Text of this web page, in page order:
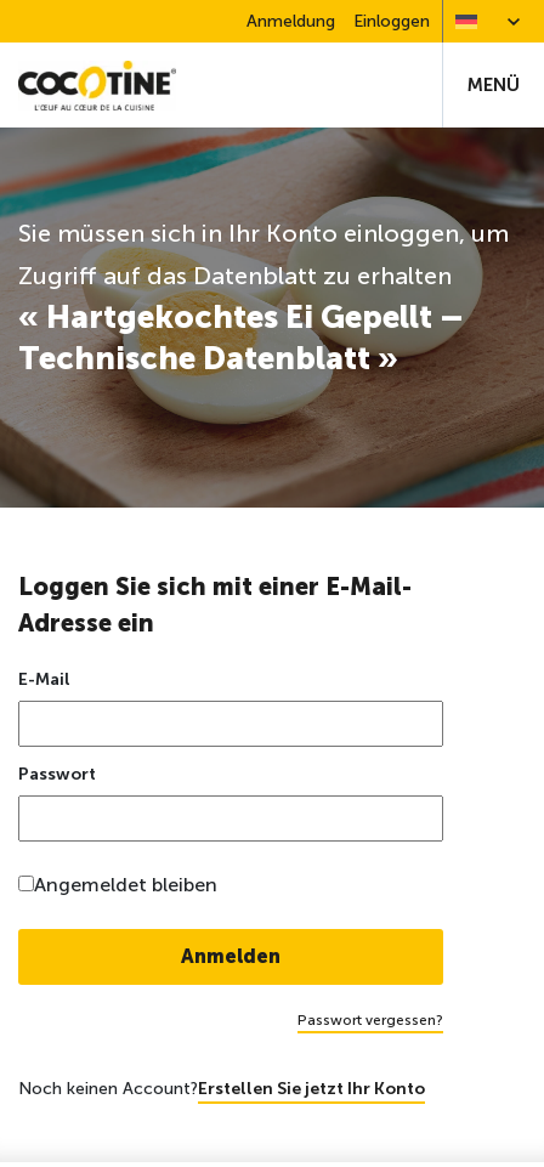
Anmeldung Einloggen
MENÜ
Sie müssen sich in Ihr Konto einloggen, um
Zugriff auf das Datenblatt zu erhalten
« Hartgekochtes Ei Gepellt –
Technische Datenblatt »
Loggen Sie sich mit einer E-Mail-
Adresse ein
E-Mail
Passwort
Angemeldet bleiben
Passwort vergessen?
Noch keinen Account?Erstellen Sie jetzt Ihr Konto